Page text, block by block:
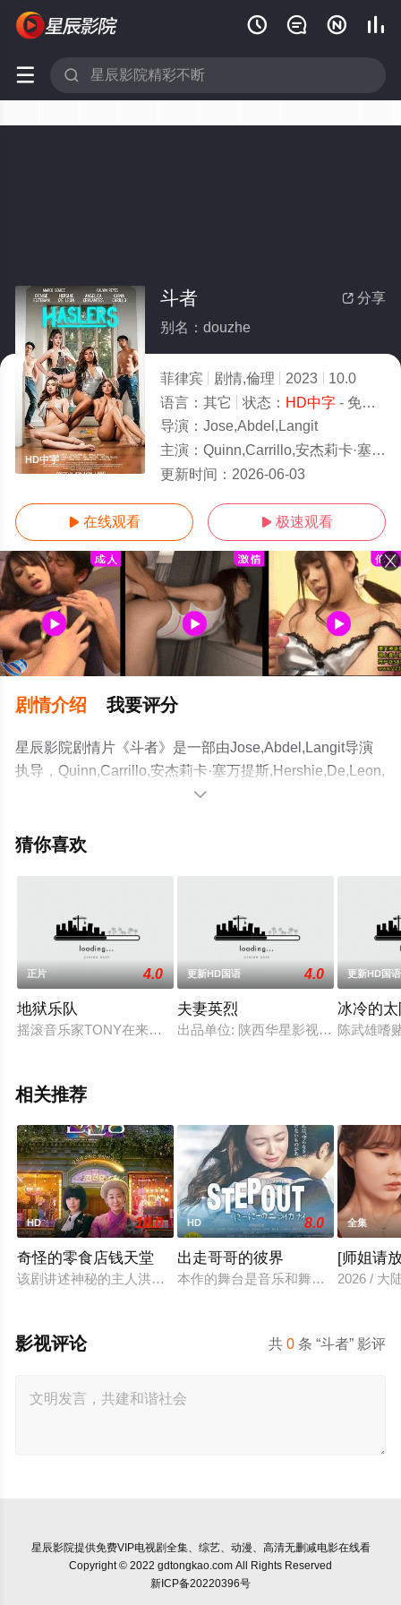
   
 
HD中字
 分享
斗者
别名：douzhe
菲律宾 剧情,倫理 2023
10.0
语言： 其它 状态： HD中字- 免费在线观看
导演： Jose,Abdel,Langit
主演： Quinn,Carrillo,安杰莉卡·塞万提斯,Hershie,De,Leon,丹尼斯·埃斯特万,Calvin,Reye
更新时间： 2026-06-03
 在线观看  极速观看
剧情介绍 我要评分
星辰影院剧情片《斗者》是一部由Jose,Abdel,Langit导演
执导，Quinn,Carrillo,安杰莉卡·塞万提斯,Hershie,De,Leon,
等演员精彩演绎的菲律宾电影，手机免费观看高清未删减

猜你喜欢
正片 4.0
地狱乐队
摇滚音乐家TONY在来到大学城继续自己的演艺生涯时却接到
更新HD国语 4.0
夫妻英烈
出品单位: 陕西华星影视文化艺术传
更新HD国语
冰冷的
陈武雄嗜
相关推荐
HD 10.0
奇怪的零食店钱天堂
该剧讲述神秘的主人洪子卖能够实现人们愿望的神秘零食，以及
HD 8.0
出走哥哥的彼界
本作的舞台是音乐和舞蹈融入生活的
全集
[师姐请
2026 / 大
共0 条 “斗者” 影评
影视评论
星辰影院提供免费VIP电视剧全集、综艺、动漫、高清无删减电影在线看
Copyright © 2022 gdtongkao.com All Rights Reserved
新ICP备20220396号